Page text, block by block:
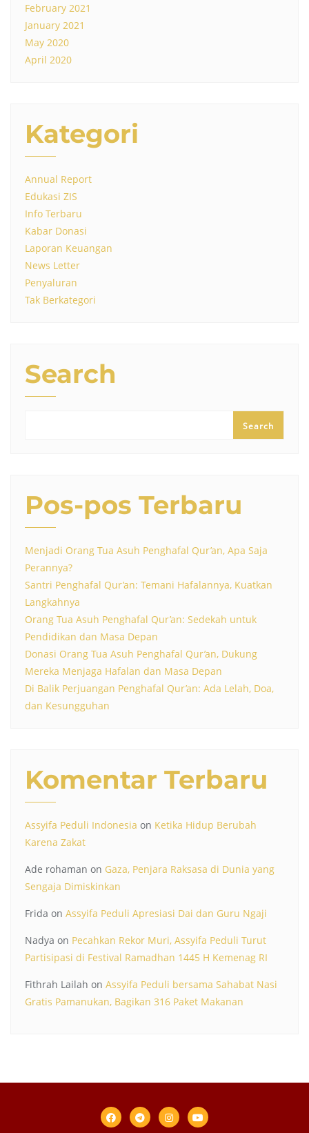
February 2021
January 2021
May 2020
April 2020
Kategori
Annual Report
Edukasi ZIS
Info Terbaru
Kabar Donasi
Laporan Keuangan
News Letter
Penyaluran
Tak Berkategori
Search
Search
Pos-pos Terbaru
Menjadi Orang Tua Asuh Penghafal Qur’an, Apa Saja
Perannya?
Santri Penghafal Qur’an: Temani Hafalannya, Kuatkan
Langkahnya
Orang Tua Asuh Penghafal Qur’an: Sedekah untuk
Pendidikan dan Masa Depan
Donasi Orang Tua Asuh Penghafal Qur’an, Dukung
Mereka Menjaga Hafalan dan Masa Depan
Di Balik Perjuangan Penghafal Qur’an: Ada Lelah, Doa,
dan Kesungguhan
Komentar Terbaru
Assyifa Peduli Indonesia on Ketika Hidup Berubah
Karena Zakat
Ade rohaman on Gaza, Penjara Raksasa di Dunia yang
Sengaja Dimiskinkan
Frida on Assyifa Peduli Apresiasi Dai dan Guru Ngaji
Nadya on Pecahkan Rekor Muri, Assyifa Peduli Turut
Partisipasi di Festival Ramadhan 1445 H Kemenag RI
Fithrah Lailah on Assyifa Peduli bersama Sahabat Nasi
Gratis Pamanukan, Bagikan 316 Paket Makanan